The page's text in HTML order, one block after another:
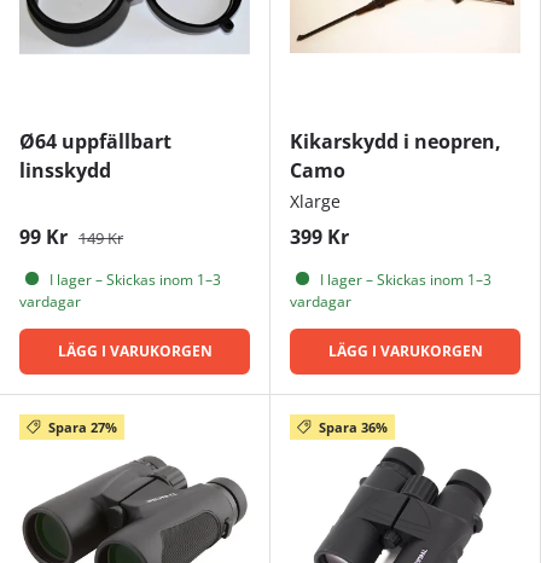
Ø64 uppfällbart
linsskydd
99 Kr 149 Kr
I lager – Skickas inom 1–3
vardagar
LÄGG I VARUKORGEN
Kikarskydd i neopren,
Camo
Xlarge
399 Kr
I lager – Skickas inom 1–3
vardagar
LÄGG I VARUKORGEN
Spara 27% Spara 36%